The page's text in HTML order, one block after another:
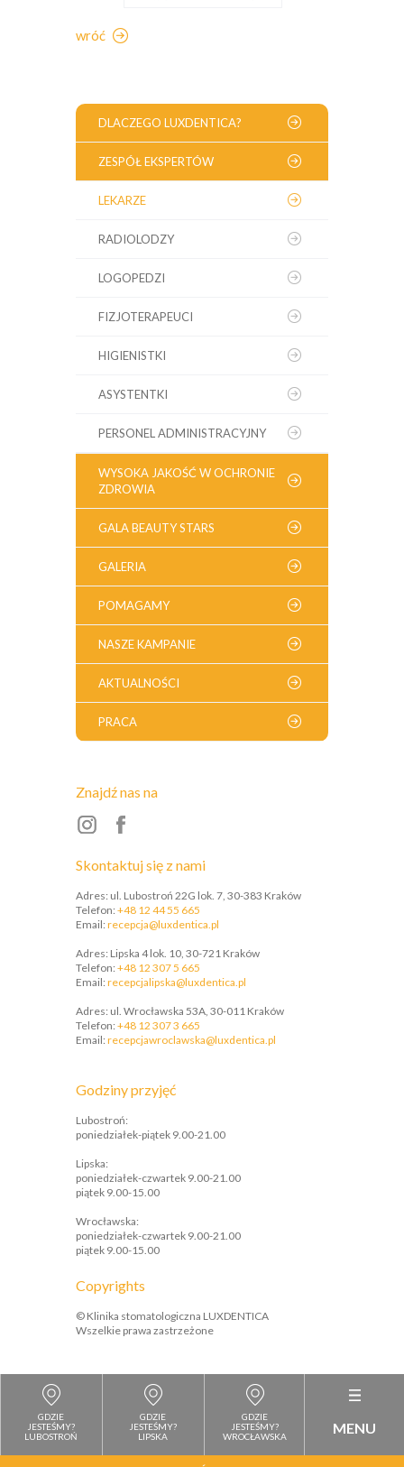
GDZIE
JESTEŚMY?
LUBOSTROŃ
GDZIE
JESTEŚMY?
LIPSKA
GDZIE
JESTEŚMY?
WROCŁAWSKA
MENU
wróć
DLACZEGO LUXDENTICA?
ZESPÓŁ EKSPERTÓW
LEKARZE
RADIOLODZY
LOGOPEDZI
FIZJOTERAPEUCI
HIGIENISTKI
ASYSTENTKI
PERSONEL ADMINISTRACYJNY
WYSOKA JAKOŚĆ W OCHRONIE
ZDROWIA
GALA BEAUTY STARS
GALERIA
POMAGAMY
NASZE KAMPANIE
AKTUALNOŚCI
PRACA
Znajdź nas na
Skontaktuj się z nami
Adres: ul. Lubostroń 22G lok. 7, 30-383 Kraków
Telefon: +48 12 44 55 665
Email: recepcja@luxdentica.pl
Adres: Lipska 4 lok. 10, 30-721 Kraków
Telefon: +48 12 307 5 665
​Email: recepcjalipska@luxdentica.pl
Adres: ul. Wrocławska 53A, 30-011 Kraków
Telefon: +48 12 307 3 665
​Email: recepcjawroclawska@luxdentica.pl
Godziny przyjęć
Lubostroń:
poniedziałek-piątek 9.00-21.00
Lipska:
poniedziałek-czwartek 9.00-21.00
piątek 9.00-15.00
Wrocławska:
poniedziałek-czwartek 9.00-21.00
piątek 9.00-15.00
Copyrights
© Klinika stomatologiczna LUXDENTICA
Wszelkie prawa zastrzeżone